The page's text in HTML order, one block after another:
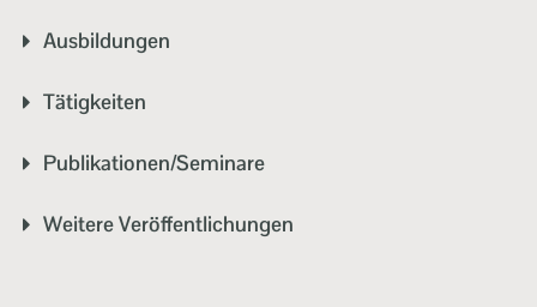
Ausbildungen
Tätigkeiten
Publikationen/Seminare
Weitere Veröffentlichungen